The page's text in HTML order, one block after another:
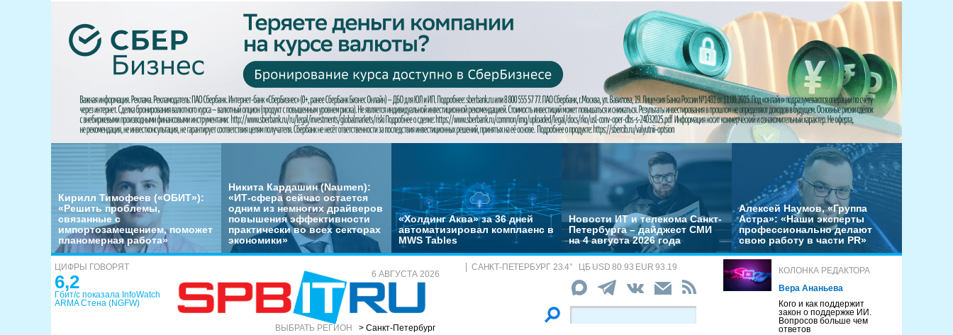
Кирилл Тимофеев («ОБИТ»):
«Решить проблемы,
связанные с
импортозамещением, поможет
планомерная работа»
Никита Кардашин (Naumen):
«ИТ-сфера сейчас остается
одним из немногих драйверов
повышения эффективности
практически во всех секторах
экономики»
«Холдинг Аква» за 36 дней
автоматизировал комплаенс в
MWS Tables
Новости ИТ и телекома Санкт-
Петербурга – дайджест СМИ
на 4 августа 2026 года
Алексей Наумов, «Группа
Астра»: «Наши эксперты
профессионально делают
свою работу в части PR»
ЦИФРЫ ГОВОРЯТ
6,2
Гбит/с показала InfoWatch
ARMA Стена (NGFW)
6 АВГУСТА 2026
ВЫБРАТЬ РЕГИОН > Санкт-Петербург
САНКТ-ПЕТЕРБУРГ 23.4° ЦБ USD 80.93 EUR 93.19
КОЛОНКА РЕДАКТОРА
Вера Ананьева
Кого и как поддержит
закон о поддержке ИИ.
Вопросов больше чем
ответов